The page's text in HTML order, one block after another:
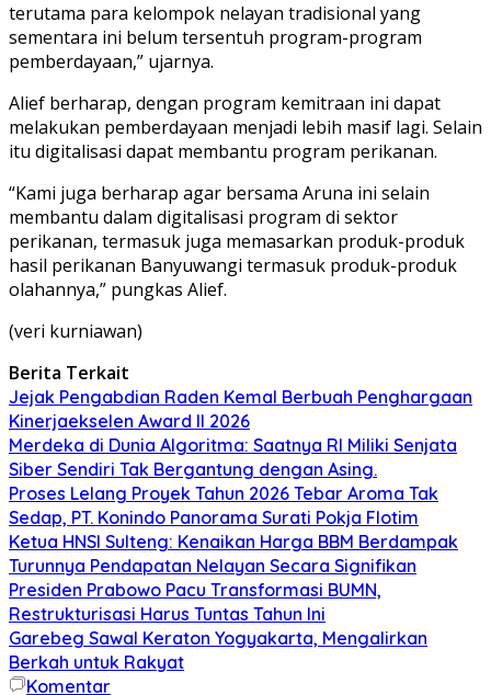
terutama para kelompok nelayan tradisional yang
sementara ini belum tersentuh program-program
pemberdayaan,” ujarnya.
Alief berharap, dengan program kemitraan ini dapat
melakukan pemberdayaan menjadi lebih masif lagi. Selain
itu digitalisasi dapat membantu program perikanan.
“Kami juga berharap agar bersama Aruna ini selain
membantu dalam digitalisasi program di sektor
perikanan, termasuk juga memasarkan produk-produk
hasil perikanan Banyuwangi termasuk produk-produk
olahannya,” pungkas Alief.
(veri kurniawan)
Berita Terkait
Jejak Pengabdian Raden Kemal Berbuah Penghargaan
Kinerjaekselen Award II 2026
Merdeka di Dunia Algoritma: Saatnya RI Miliki Senjata
Siber Sendiri Tak Bergantung dengan Asing.
Proses Lelang Proyek Tahun 2026 Tebar Aroma Tak
Sedap, PT. Konindo Panorama Surati Pokja Flotim
Ketua HNSI Sulteng: Kenaikan Harga BBM Berdampak
Turunnya Pendapatan Nelayan Secara Signifikan
Presiden Prabowo Pacu Transformasi BUMN,
Restrukturisasi Harus Tuntas Tahun Ini
Garebeg Sawal Keraton Yogyakarta, Mengalirkan
Berkah untuk Rakyat
Komentar